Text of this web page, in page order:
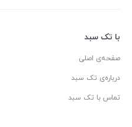
با تک سبد
صفحه‌ی اصلی
درباره‌ی تک سبد
تماس با تک سبد